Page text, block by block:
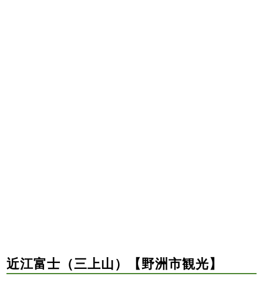
近江富士（三上山）【野洲市観光】